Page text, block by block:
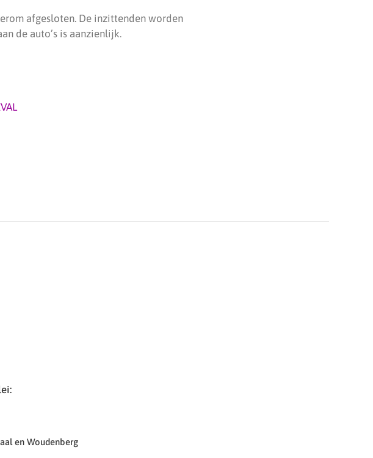
afgesloten. De inzittenden worden
de auto’s is aanzienlijk.
en Woudenberg